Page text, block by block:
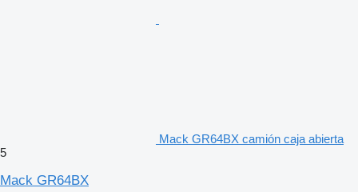
Mack GR64BX camión caja abierta
5
Mack GR64BX